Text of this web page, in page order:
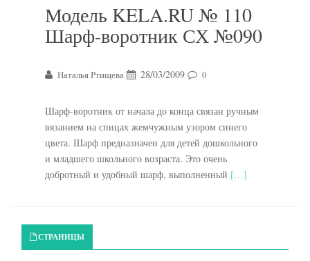
Модель KELA.RU № 110
Шарф-воротник СХ №090
Наталья Ртищева 28/03/2009 0
Шарф-воротник от начала до конца связан ручным
вязанием на спицах жемчужным узором синего
цвета. Шарф предназначен для детей дошкольного
и младшего школьного возраста. Это очень
добротный и удобный шарф, выполненный […]
Primary Sidebar
СТРАНИЦЫ